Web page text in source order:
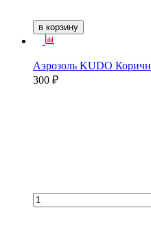
в корзину
Аэрозоль KUDO
300 ₽